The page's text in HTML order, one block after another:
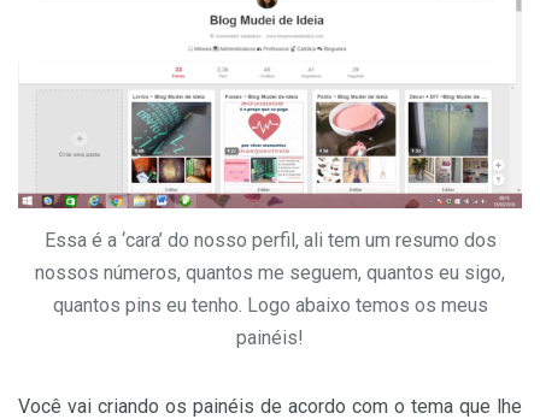
Essa é a ‘cara’ do nosso perfil, ali tem um resumo dos
nossos números, quantos me seguem, quantos eu sigo,
quantos pins eu tenho. Logo abaixo temos os meus
painéis!
Você vai criando os painéis de acordo com o tema que lhe